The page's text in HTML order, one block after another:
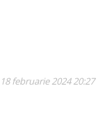
18 februarie 2024 20:27